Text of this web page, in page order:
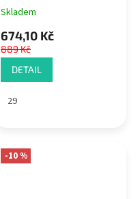
Skladem
674,10 Kč
889 Kč
DETAIL
29
-10 %